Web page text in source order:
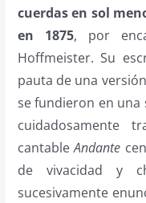
cuerdas en sol
en 1875, por
Hoffmeister. Su
pauta de una
se fundieron en
cuidadosamente
cantableAndante
de vivacidad y
sucesivamente